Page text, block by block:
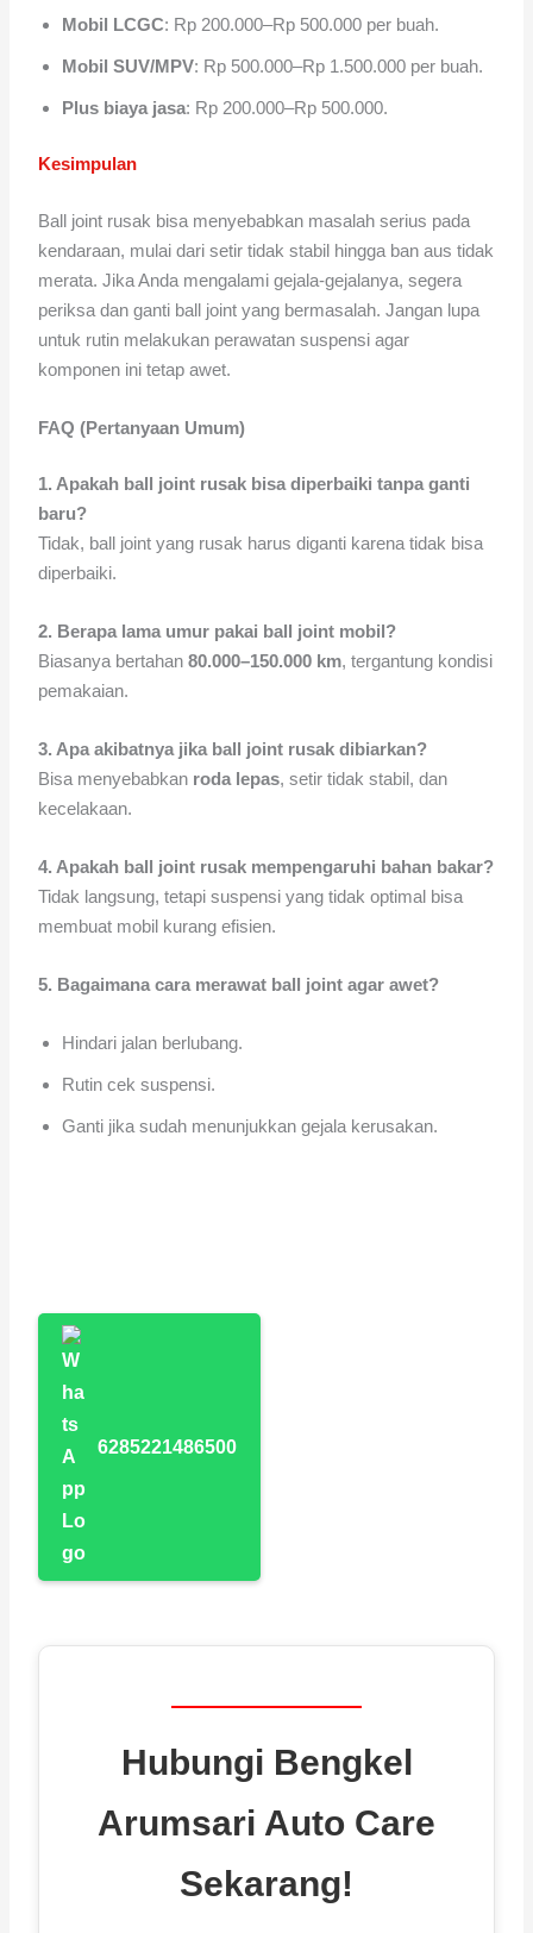
Mobil LCGC: Rp 200.000–Rp 500.000 per buah.
Mobil SUV/MPV: Rp 500.000–Rp 1.500.000 per buah.
Plus biaya jasa: Rp 200.000–Rp 500.000.
Kesimpulan
Ball joint rusak bisa menyebabkan masalah serius pada
kendaraan, mulai dari setir tidak stabil hingga ban aus tidak
merata. Jika Anda mengalami gejala-gejalanya, segera
periksa dan ganti ball joint yang bermasalah. Jangan lupa
untuk rutin melakukan perawatan suspensi agar
komponen ini tetap awet.
FAQ (Pertanyaan Umum)
1. Apakah ball joint rusak bisa diperbaiki tanpa ganti
baru?
Tidak, ball joint yang rusak harus diganti karena tidak bisa
diperbaiki.
2. Berapa lama umur pakai ball joint mobil?
Biasanya bertahan80.000–150.000 km, tergantung kondisi
pemakaian.
3. Apa akibatnya jika ball joint rusak dibiarkan?
Bisa menyebabkan roda lepas, setir tidak stabil, dan
kecelakaan.
4. Apakah ball joint rusak mempengaruhi bahan bakar?
Tidak langsung, tetapi suspensi yang tidak optimal bisa
membuat mobil kurang efisien.
5. Bagaimana cara merawat ball joint agar awet?
Hindari jalan berlubang.
Rutin cek suspensi.
Ganti jika sudah menunjukkan gejala kerusakan.
6285221486500
Hubungi Bengkel
Arumsari Auto Care
Sekarang!